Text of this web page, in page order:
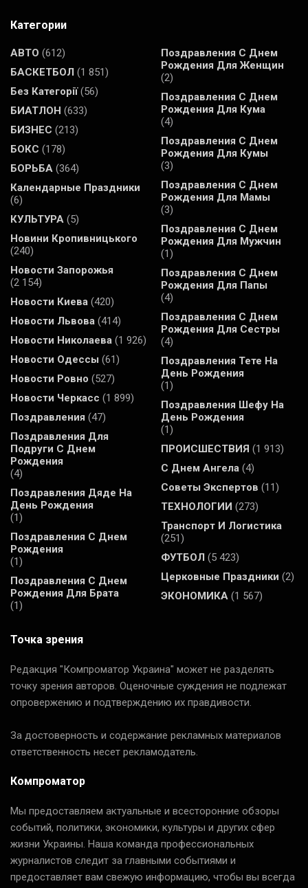
Категории
АВТО (612)
БАСКЕТБОЛ (1 851)
Без Категорії(56)
БИАТЛОН (633)
БИЗНЕС (213)
БОКС (178)
БОРЬБА (364)
Календарные Праздники
(6)
КУЛЬТУРА (5)
Новини Кропивницького
(240)
Новости Запорожья
(2 154)
Новости Киева (420)
Новости Львова (414)
Новости Николаева (1 926)
Новости Одессы (61)
Новости Ровно (527)
Новости Черкасс (1 899)
Поздравления (47)
Поздравления Для
Подруги С Днем
Рождения
(4)
Поздравления Дяде На
День Рождения
(1)
Поздравления С Днем
Рождения
(1)
Поздравления С Днем
Рождения Для Брата
(1)
Поздравления С Днем
Рождения Для Женщин
(2)
Поздравления С Днем
Рождения Для Кума
(4)
Поздравления С Днем
Рождения Для Кумы
(3)
Поздравления С Днем
Рождения Для Мамы
(3)
Поздравления С Днем
Рождения Для Мужчин
(1)
Поздравления С Днем
Рождения Для Папы
(4)
Поздравления С Днем
Рождения Для Сестры
(4)
Поздравления Тете На
День Рождения
(1)
Поздравления Шефу На
День Рождения
(1)
ПРОИСШЕСТВИЯ (1 913)
С Днем Ангела (4)
Советы Экспертов (11)
ТЕХНОЛОГИИ (273)
Транспорт И Логистика
(251)
ФУТБОЛ (5 423)
Церковные Праздники (2)
ЭКОНОМИКА (1 567)
Точка зрения
Редакция "Компроматор Украина" может не разделять
точку зрения авторов. Оценочные суждения не подлежат
опровержению и подтверждению их правдивости.
За достоверность и содержание рекламных материалов
ответственность несет рекламодатель.
Компроматор
Мы предоставляем актуальные и всесторонние обзоры
событий, политики, экономики, культуры и других сфер
жизни Украины. Наша команда профессиональных
журналистов следит за главными событиями и
предоставляет вам свежую информацию, чтобы вы всегда